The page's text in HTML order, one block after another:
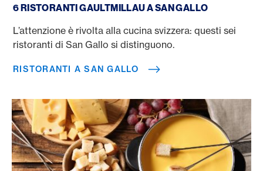
6 RISTORANTI GAULTMILLAU A SAN GALLO
L’attenzione è rivolta alla cucina svizzera: questi sei
ristoranti di San Gallo si distinguono.
RISTORANTI A SAN GALLO